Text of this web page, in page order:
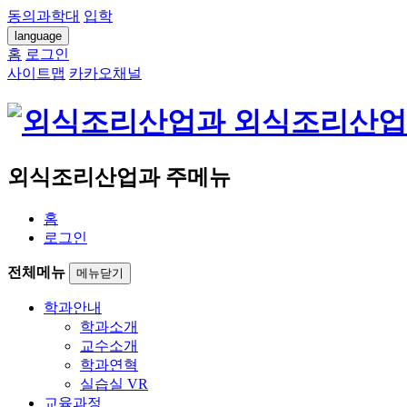
동의과학대 입학
language
홈 로그인
사이트맵 카카오채널
외식조리산
외식조리산업과 주메뉴
홈
로그인
전체메뉴 메뉴닫기
학과안내
학과소개
교수소개
학과연혁
실습실 VR
교육과정